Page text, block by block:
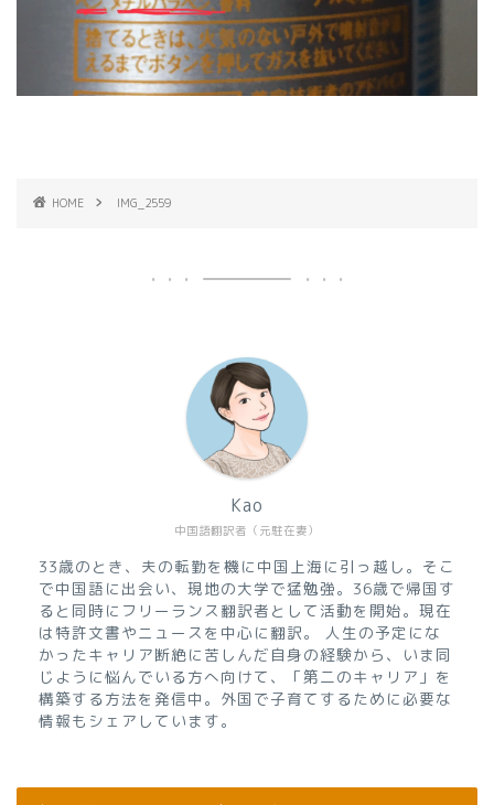
HOME IMG_2559
中国語翻訳者（元駐在妻）
Kao
33歳のとき、夫の転勤を機に中国上海に引っ越し。そこ
で中国語に出会い、現地の大学で猛勉強。36歳で帰国す
ると同時にフリーランス翻訳者として活動を開始。現在
は特許文書やニュースを中心に翻訳。 人生の予定にな
かったキャリア断絶に苦しんだ自身の経験から、いま同
じように悩んでいる方へ向けて、「第二のキャリア」を
構築する方法を発信中。外国で子育てするために必要な
情報もシェアしています。